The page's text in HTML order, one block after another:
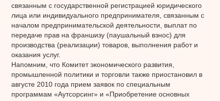
связанным с государственной регистрацией юридического
лица или индивидуального предпринимателя, связанным с
началом предпринимательской деятельности, выплат по
передаче прав на франшизу (паушальный взнос) для
производства (реализации) товаров, выполнения работ и
оказания услуг.
Напомним, что Комитет экономического развития,
промышленной политики и торговли также приостановил в
августе 2010 года прием заявок по специальным
программам «Аутсорсинг» и «Приобретение основных